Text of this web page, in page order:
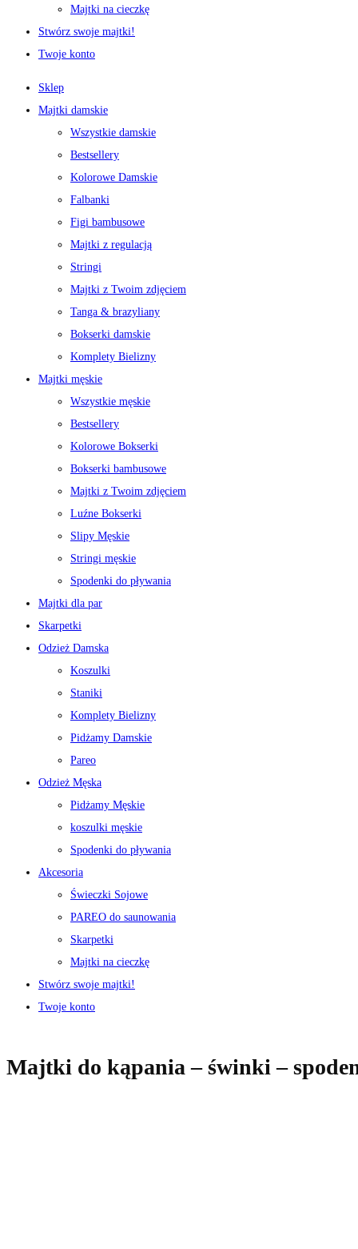
Majtki na cieczkę
Stwórz swoje majtki!
Twoje konto
Sklep
Majtki damskie
Wszystkie damskie
Bestsellery
Kolorowe Damskie
Falbanki
Figi bambusowe
Majtki z regulacją
Stringi
Majtki z Twoim zdjęciem
Tanga & brazyliany
Bokserki damskie
Komplety Bielizny
Majtki męskie
Wszystkie męskie
Bestsellery
Kolorowe Bokserki
Bokserki bambusowe
Majtki z Twoim zdjęciem
Luźne Bokserki
Slipy Męskie
Stringi męskie
Spodenki do pływania
Majtki dla par
Skarpetki
Odzież Damska
Koszulki
Staniki
Komplety Bielizny
Pidżamy Damskie
Pareo
Odzież Męska
Pidżamy Męskie
koszulki męskie
Spodenki do pływania
Akcesoria
Świeczki Sojowe
PAREO do saunowania
Skarpetki
Majtki na cieczkę
Stwórz swoje majtki!
Twoje konto
Majtki do kąpania – świnki –